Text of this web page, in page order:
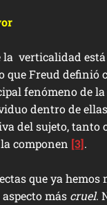
la verticalidad
que Freud definió
fenómeno de la
dentro de
del sujeto, tanto
componen [3].
que ya hemos
más cruel.